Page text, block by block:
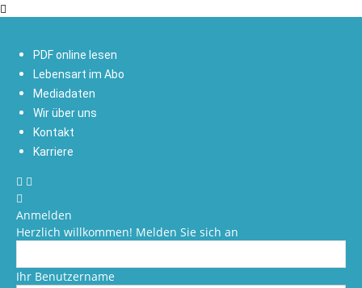
PDF online lesen
Lebensart im Abo
Mediadaten
Wir über uns
Kontakt
Karriere
Anmelden
Herzlich willkommen! Melden Sie sich an
Ihr Benutzername